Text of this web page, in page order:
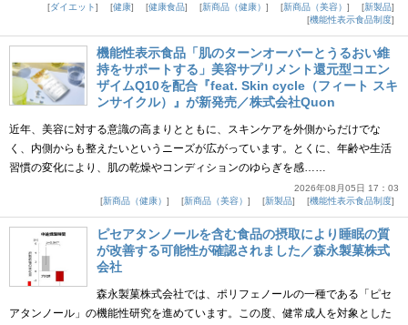
ダイエット
健康 健康食品 新商品（健康） 新商品（美容）
新製品
機能性表示食品制度
機能性表示食品「肌のターンオーバーとうるおい維
持をサポートする」美容サプリメント還元型コエン
ザイムQ10を配合『feat. Skin cycle（フィート スキ
ンサイクル）』が新発売／株式会社Quon
近年、美容に対する意識の高まりとともに、スキンケアを外側からだけでな
く、内側からも整えたいというニーズが広がっています。とくに、年齢や生活
習慣の変化により、肌の乾燥やコンディションのゆらぎを感……
2026年08月05日 17：03
新商品（健康）
新商品（美容） 新製品 機能性表示食品制度
ピセアタンノールを含む食品の摂取により睡眠の質
が改善する可能性が確認されました／森永製菓株式
会社
森永製菓株式会社では、ポリフェノールの一種である「ピセ
アタンノール」の機能性研究を進めています。この度、健常成人を対象とした